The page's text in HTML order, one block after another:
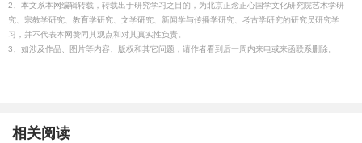
2、本文系本网编辑转载，转载出于研究学习之目的，为北京正念正心国学文化研究院艺术学研
究、宗教学研究、教育学研究、文学研究、新闻学与传播学研究、考古学研究的研究员研究学
习，并不代表本网赞同其观点和对其真实性负责。
3、如涉及作品、图片等内容、版权和其它问题，请作者看到后一周内来电或来函联系删除。
相关阅读